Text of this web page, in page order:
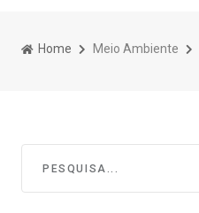
Home Meio Ambiente